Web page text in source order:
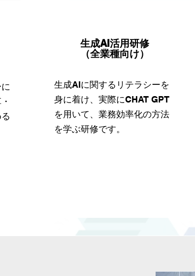
​生成AI活用研修
（全業種向け）
キストを編集し、商品や
サービスを評価していた
だいたお客様のコメント
生成AIに関するリテラシーを
身に着け、実際にCHAT GPT
を用いて、業務効率化の方法
を学ぶ研修です。